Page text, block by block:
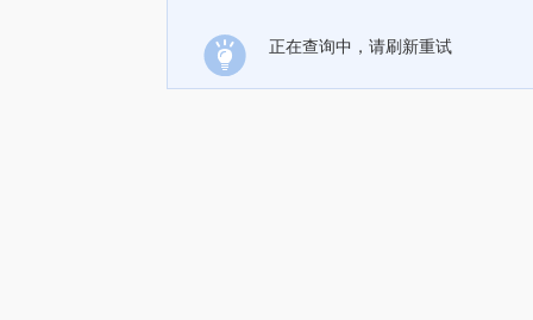
正在查询中，请刷新重试